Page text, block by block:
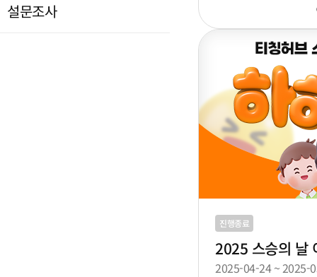
설문조사
진행종료
2025 스승의 날
2025-04-24 ~ 2025-